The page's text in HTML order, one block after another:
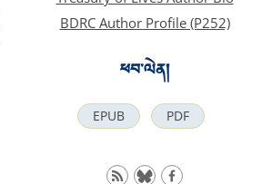
BDRC Author Profile (P252)
ཕབ་ལེན།
EPUB PDF